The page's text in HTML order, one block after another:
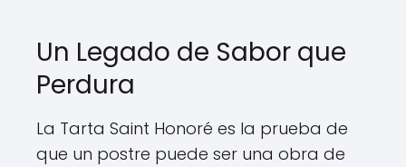
Un Legado de Sabor que
Perdura
La Tarta Saint Honoré es la prueba de
que un postre puede ser una obra de